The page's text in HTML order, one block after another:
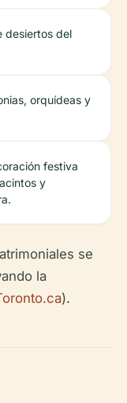
desiertos del
orquídeas y
festiva
y
se
la
).